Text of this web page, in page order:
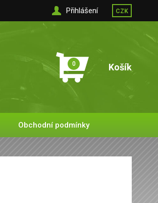
Přihlášení CZK
0 Košík
Obchodní podmínky